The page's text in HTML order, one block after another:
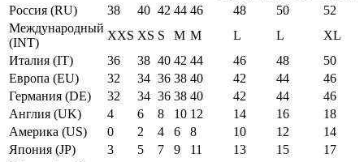
Россия (RU)
38 40 42 44 46 48 50
52
Международный
(INT)
XXS XS S M M L L
XL
Италия (IT)
36 38 40 42 44 46 48
50
Европа (EU)
32 34 36 38 40 42 44
46
Германия (DE)
32 34 36 38 40 42 44
46
Англия (UK)
4 6 8 10 12 14 16
18
Америка (US)
0 2 4 6 8 10 12
14
Япония (JP)
3 5 7 9 11 13 15
17